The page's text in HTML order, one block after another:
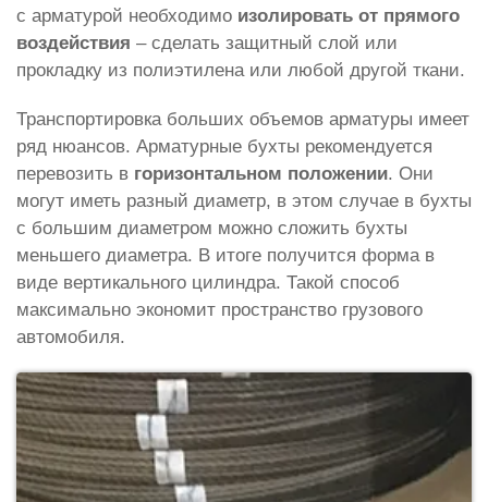
с арматурой необходимо изолировать от прямого
воздействия – сделать защитный слой или
прокладку из полиэтилена или любой другой ткани.
Транспортировка больших объемов арматуры имеет
ряд нюансов. Арматурные бухты рекомендуется
перевозить в горизонтальном положении. Они
могут иметь разный диаметр, в этом случае в бухты
с большим диаметром можно сложить бухты
меньшего диаметра. В итоге получится форма в
виде вертикального цилиндра. Такой способ
максимально экономит пространство грузового
автомобиля.